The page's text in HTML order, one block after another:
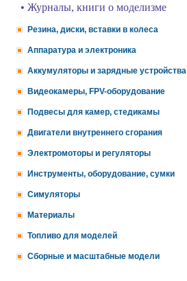
• Журналы, книги о моделизме
Резина, диски, вставки в колеса
Аппаратура и электроника
Аккумуляторы и зарядные устройства
Видеокамеры, FPV-оборудование
Подвесы для камер, стедикамы
Двигатели внутреннего сгорания
Электромоторы и регуляторы
Инструменты, оборудование, сумки
Симуляторы
Материалы
Топливо для моделей
Сборные и масштабные модели